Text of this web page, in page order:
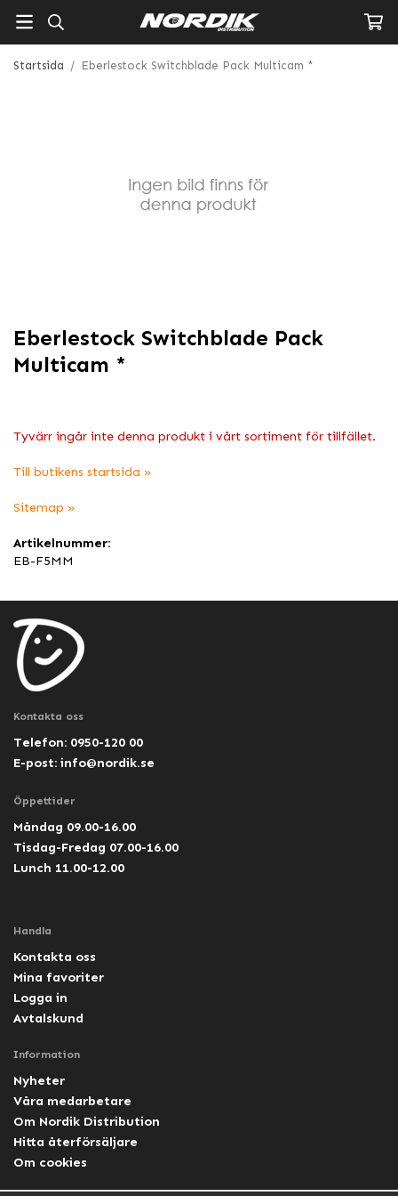
Startsida / Eberlestock Switchblade Pack Multicam *
Eberlestock Switchblade Pack
Multicam *
Tyvärr ingår inte denna produkt i vårt sortiment för tillfället.
Till butikens startsida »
Sitemap »
Artikelnummer:
EB-F5MM
Kontakta oss
Telefon: 0950-120 00
E-post: info@nordik.se
Öppettider
Måndag 09.00-16.00
Tisdag-Fredag 07.00-16.00
Lunch 11.00-12.00
Handla
Kontakta oss
Mina favoriter
Logga in
Avtalskund
Information
Nyheter
Våra medarbetare
Om Nordik Distribution
Hitta återförsäljare
Om cookies